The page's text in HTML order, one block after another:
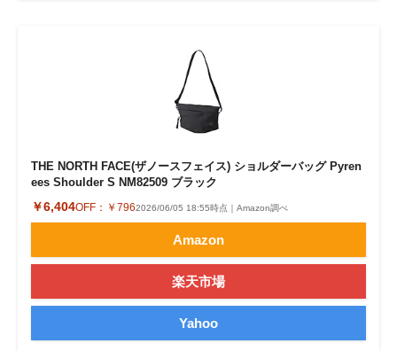
THE NORTH FACE(ザノースフェイス) ショルダーバッグ Pyren
ees Shoulder S NM82509 ブラック
￥6,404OFF： ￥7962026/06/05 18:55時点｜Amazon調べ
Amazon
楽天市場
Yahoo